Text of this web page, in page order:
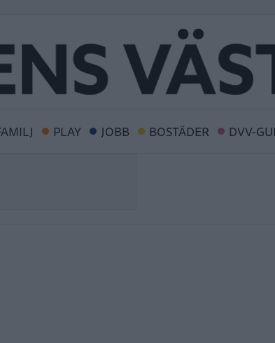
PLAY JOBB BOSTÄDER DVV-